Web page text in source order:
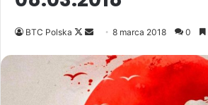
BTC Polska
Follow
X
Send
email
8 marca 2018 0